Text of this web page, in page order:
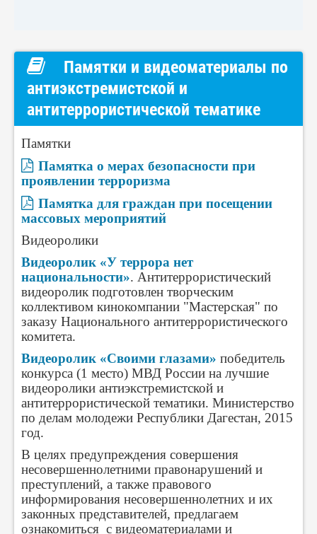
Памятки и видеоматериалы по
антиэкстремистской и
антитеррористической тематике
Памятки
Памятка о мерах безопасности при
проявлении терроризма
Памятка для граждан при посещении
массовых мероприятий
Видеоролики
Видеоролик «У террора нет
национальности». Антитеррористический
видеоролик подготовлен творческим
коллективом кинокомпании "Мастерская" по
заказу Национального антитеррористического
комитета.
Видеоролик «Своими глазами» победитель
конкурса (1 место) МВД России на лучшие
видеоролики антиэкстремистской и
антитеррористической тематики. Министерство
по делам молодежи Республики Дагестан, 2015
год.
В целях предупреждения совершения
несовершеннолетними правонарушений и
преступлений, а также правового
информирования несовершеннолетних и их
законных представителей, предлагаем
ознакомиться с видеоматериалами и